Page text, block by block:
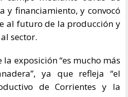
y financiamiento, y convocó
al futuro de la producción y
sector.
exposición “es mucho más
ya que refleja “el
de Corrientes y la